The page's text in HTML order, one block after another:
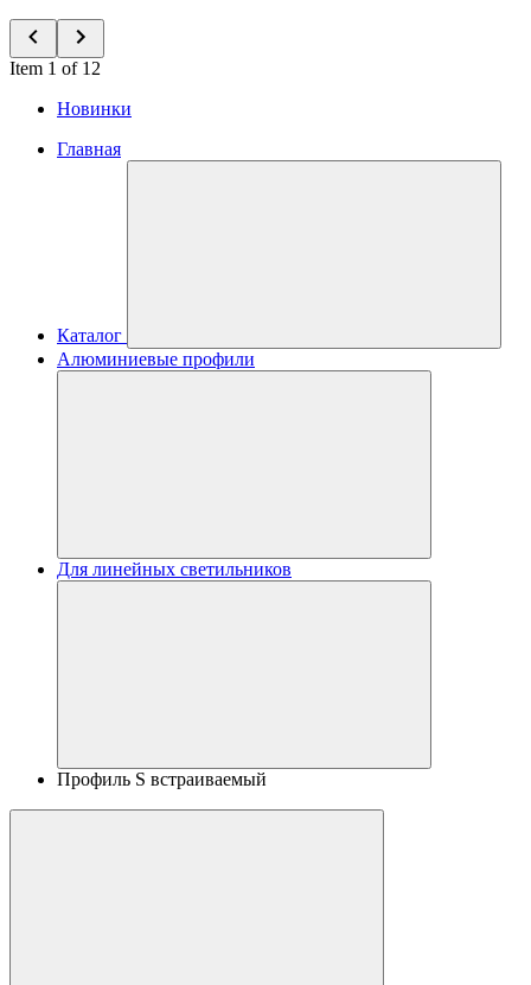
Item 1 of 12
Новинки
Главная
Каталог
Алюминиевые профили
Для линейных светильников
Профиль S встраиваемый